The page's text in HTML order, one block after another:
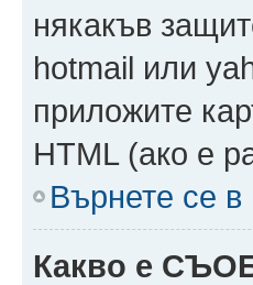
някакъв
hotmail или
приложите
HTML (ако е
Върнете се в
Какво е